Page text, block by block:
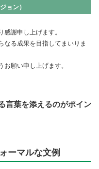
ョン）
謝申し上げます。
なる成果を目指してまいりま
願い申し上げます。
言葉を添えるのがポイン
ーマルな文例